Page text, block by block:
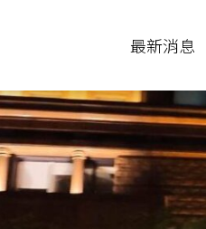
最新消息